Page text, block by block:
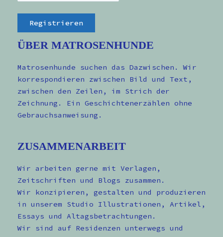
ÜBER MATROSENHUNDE
Matrosenhunde suchen das Dazwischen. Wir
korrespondieren zwischen Bild und Text,
zwischen den Zeilen, im Strich der
Zeichnung. Ein Geschichtenerzählen ohne
Gebrauchsanweisung.
ZUSAMMENARBEIT
Wir arbeiten gerne mit Verlagen,
Zeitschriften und Blogs zusammen.
Wir konzipieren, gestalten und produzieren
in unserem Studio Illustrationen, Artikel,
Essays und Altagsbetrachtungen.
Wir sind auf Residenzen unterwegs und